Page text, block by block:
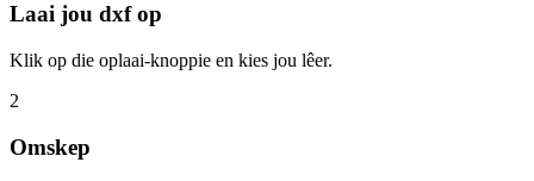
Laai jou dxf op
Klik op die oplaai-knoppie en kies jou lêer.
2
Omskep